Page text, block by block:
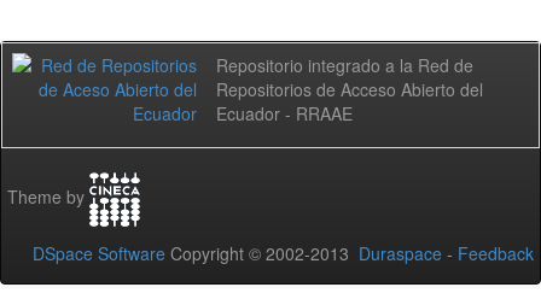
Repositorio integrado a la Red de
Repositorios de Acceso Abierto del
Ecuador - RRAAE
Theme by
DSpace Software Copyright © 2002-2013 Duraspace - Feedback